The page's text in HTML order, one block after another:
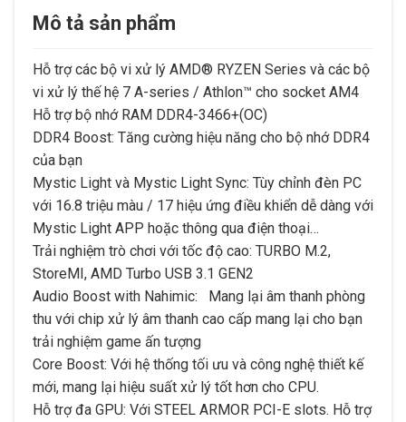
Mô tả sản phẩm
Hỗ trợ các bộ vi xử lý AMD® RYZEN Series và các bộ
vi xử lý thế hệ 7 A-series / Athlon™ cho socket AM4
Hỗ trợ bộ nhớ RAM DDR4-3466+(OC)
DDR4 Boost: Tăng cường hiệu năng cho bộ nhớ DDR4
của bạn
Mystic Light và Mystic Light Sync: Tùy chỉnh đèn PC
với 16.8 triệu màu / 17 hiệu ứng điều khiển dễ dàng với
Mystic Light APP hoặc thông qua điện thoại…
Trải nghiệm trò chơi với tốc độ cao: TURBO M.2,
StoreMI, AMD Turbo USB 3.1 GEN2
Audio Boost with Nahimic: Mang lại âm thanh phòng
thu với chip xử lý âm thanh cao cấp mang lại cho bạn
trải nghiệm game ấn tượng
Core Boost: Với hệ thống tối ưu và công nghệ thiết kế
mới, mang lại hiệu suất xử lý tốt hơn cho CPU.
Hỗ trợ đa GPU: Với STEEL ARMOR PCI-E slots. Hỗ trợ